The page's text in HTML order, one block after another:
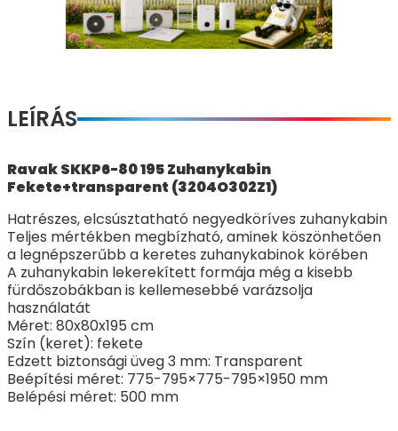
LEÍRÁS
Ravak SKKP6-80 195 Zuhanykabin
Fekete+transparent (3204O302Z1)
Hatrészes, elcsúsztatható negyedköríves zuhanykabin
Teljes mértékben megbízható, aminek köszönhetően
a legnépszerűbb a keretes zuhanykabinok körében
A zuhanykabin lekerekített formája még a kisebb
fürdőszobákban is kellemesebbé varázsolja
használatát
Méret: 80x80x195 cm
Szín (keret): fekete
Edzett biztonsági üveg 3 mm: Transparent
Beépítési méret: 775-795×775-795×1950 mm
Belépési méret: 500 mm